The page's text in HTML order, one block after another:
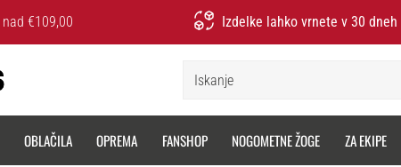
nad €109,00 Izdelke lahko vrnete v 30 dneh
OBLAČILA OPREMA FANSHOP NOGOMETNE ŽOGE ZA EKIPE